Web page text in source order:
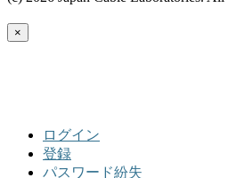
×
ログイン
登録
パスワード紛失